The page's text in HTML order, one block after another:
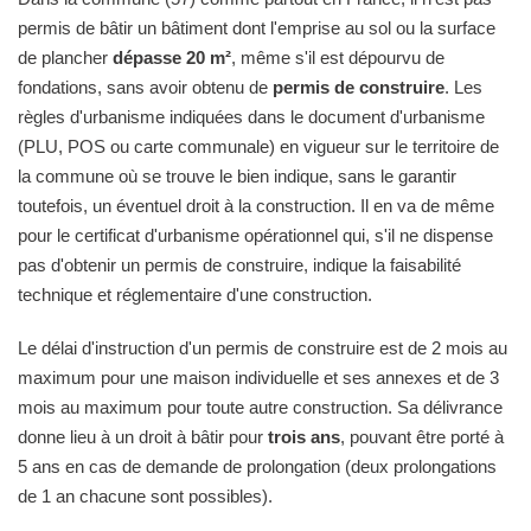
permis de bâtir un bâtiment dont l'emprise au sol ou la surface
de plancher dépasse 20 m², même s'il est dépourvu de
fondations, sans avoir obtenu de permis de construire. Les
règles d'urbanisme indiquées dans le document d'urbanisme
(PLU, POS ou carte communale) en vigueur sur le territoire de
la commune où se trouve le bien indique, sans le garantir
toutefois, un éventuel droit à la construction. Il en va de même
pour le certificat d'urbanisme opérationnel qui, s'il ne dispense
pas d'obtenir un permis de construire, indique la faisabilité
technique et réglementaire d'une construction.
Le délai d'instruction d'un permis de construire est de 2 mois au
maximum pour une maison individuelle et ses annexes et de 3
mois au maximum pour toute autre construction. Sa délivrance
donne lieu à un droit à bâtir pour trois ans, pouvant être porté à
5 ans en cas de demande de prolongation (deux prolongations
de 1 an chacune sont possibles).